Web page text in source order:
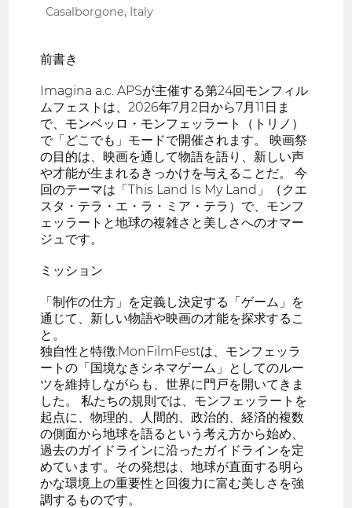
Casalborgone, Italy
前書き
Imagina a.c. APSが主催する第24回モンフィル
ムフェストは、2026年7月2日から7月11日ま
で、モンベッロ・モンフェッラート（トリノ）
で「どこでも」モードで開催されます。 映画祭
の目的は、映画を通して物語を語り、新しい声
や才能が生まれるきっかけを与えることだ。 今
回のテーマは「This Land Is My Land」（クエ
スタ・テラ・エ・ラ・ミア・テラ）で、モンフ
ェッラートと地球の複雑さと美しさへのオマー
ジュです。
ミッション
「制作の仕方」を定義し決定する「ゲーム」を
通じて、新しい物語や映画の才能を探求するこ
と。
独自性と特徴:MonFilmFestは、モンフェッラ
ートの「国境なきシネマゲーム」としてのルー
ツを維持しながらも、世界に門戸を開いてきま
した。 私たちの規則では、モンフェッラートを
起点に、物理的、人間的、政治的、経済的複数
の側面から地球を語るという考え方から始め、
過去のガイドラインに沿ったガイドラインを定
めています。その発想は、地球が直面する明ら
かな環境上の重要性と回復力に富む美しさを強
調するものです。